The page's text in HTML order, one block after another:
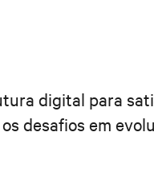
digital para
desafios em